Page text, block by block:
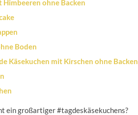
Himbeeren ohne Backen
Boden
Käsekuchen mit Kirschen ohne Backen
ein großartiger#tagdeskäsekuchens?